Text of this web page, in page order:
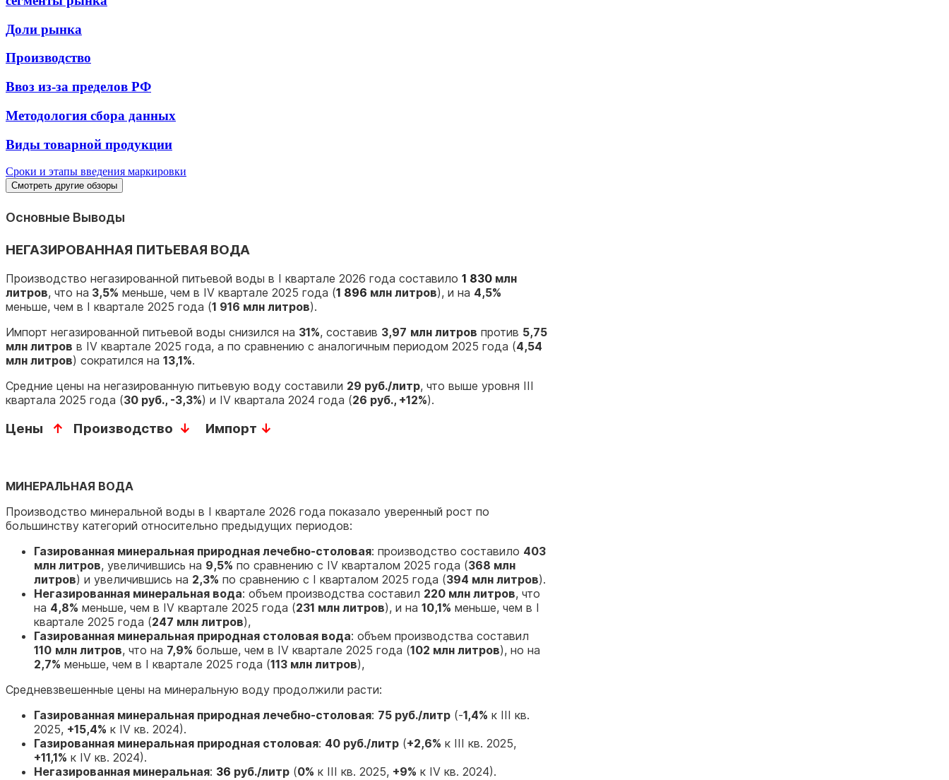
Доли рынка
Производство
Ввоз из-за пределов РФ
Методология сбора данных
Виды товарной продукции
Сроки и этапы введения маркировки
Смотреть другие обзоры
Основные Выводы
НЕГАЗИРОВАННАЯ ПИТЬЕВАЯ ВОДА
Производство негазированной питьевой воды в I квартале 2026 года составило 1 830 млн
литров, что на 3,5% меньше, чем в IV квартале 2025 года (1 896 млн литров), и на 4,5%
меньше, чем в I квартале 2025 года (1 916 млн литров).
Импорт негазированной питьевой воды снизился на 31%, составив 3,97 млн литров против 5,75
млн литров в IV квартале 2025 года, а по сравнению с аналогичным периодом 2025 года (4,54
млн литров) сократился на 13,1%.
Средние цены на негазированную питьевую воду составили 29 руб./литр, что выше уровня III
квартала 2025 года (30 руб., -3,3%) и IV квартала 2024 года (26 руб., +12%).
Цены ↑ Производство ↓ Импорт ↓
МИНЕРАЛЬНАЯ ВОДА
Производство минеральной воды в I квартале 2026 года показало уверенный рост по
большинству категорий относительно предыдущих периодов:
Газированная минеральная природная лечебно-столовая: производство составило 403
млн литров, увеличившись на 9,5% по сравнению с IV кварталом 2025 года (368 млн
литров) и увеличившись на 2,3% по сравнению с I кварталом 2025 года (394 млн литров).
Негазированная минеральная вода: объем производства составил 220 млн литров, что
на 4,8% меньше, чем в IV квартале 2025 года (231 млн литров), и на 10,1% меньше, чем в I
квартале 2025 года (247 млн литров),
Газированная минеральная природная столовая вода: объем производства составил
110 млн литров, что на 7,9% больше, чем в IV квартале 2025 года (102 млн литров), но на
2,7% меньше, чем в I квартале 2025 года (113 млн литров),
Средневзвешенные цены на минеральную воду продолжили расти:
Газированная минеральная природная лечебно-столовая: 75 руб./литр (-1,4% к III кв.
2025, +15,4% к IV кв. 2024).
Газированная минеральная природная столовая: 40 руб./литр (+2,6% к III кв. 2025,
+11,1% к IV кв. 2024).
Негазированная минеральная: 36 руб./литр (0% к III кв. 2025, +9% к IV кв. 2024).